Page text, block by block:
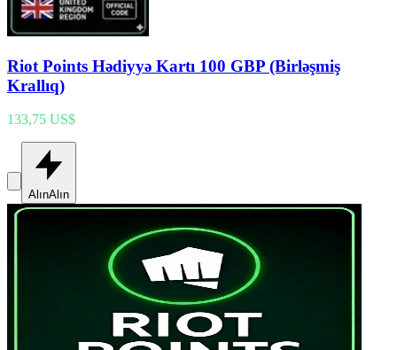
Riot Points Hədiyyə Kartı 100 GBP (Birləşmiş
Krallıq)
133,75 US$
AlınAlın